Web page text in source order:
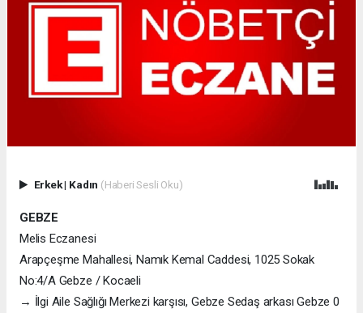
Erkek| Kadın (Haberi Sesli Oku)
GEBZE
Melis Eczanesi
Arapçeşme Mahallesi, Namık Kemal Caddesi, 1025 Sokak
No:4/A Gebze / Kocaeli
→ İlgi Aile Sağlığı Merkezi karşısı, Gebze Sedaş arkası Gebze 0